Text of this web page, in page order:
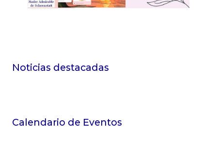
Noticias destacadas
Calendario de Eventos